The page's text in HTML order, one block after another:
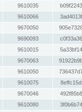
9610035
9610066
9670050
9690093
9610015
9670063
9610050
9610075
9670046
9610080